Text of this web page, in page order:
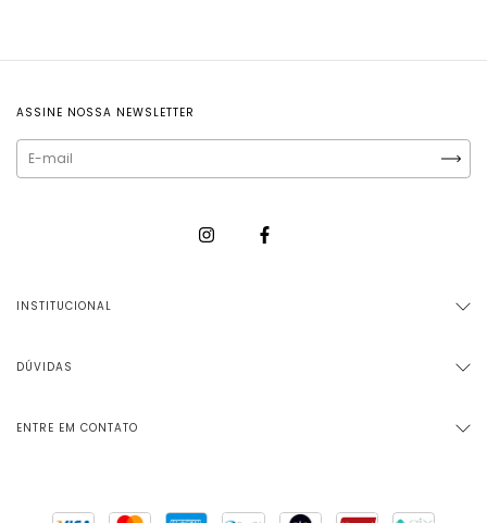
ASSINE NOSSA NEWSLETTER
INSTITUCIONAL
DÚVIDAS
ENTRE EM CONTATO